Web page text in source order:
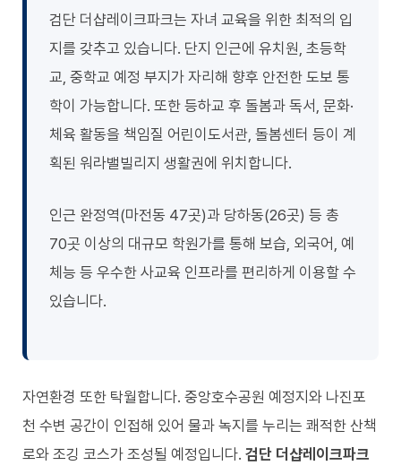
검단 더샵레이크파크는 자녀 교육을 위한 최적의 입
지를 갖추고 있습니다. 단지 인근에 유치원, 초등학
교, 중학교 예정 부지가 자리해 향후 안전한 도보 통
학이 가능합니다. 또한 등하교 후 돌봄과 독서, 문화·
체육 활동을 책임질 어린이도서관, 돌봄센터 등이 계
획된 워라밸빌리지 생활권에 위치합니다.
인근 완정역(마전동 47곳)과 당하동(26곳) 등 총
70곳 이상의 대규모 학원가를 통해 보습, 외국어, 예
체능 등 우수한 사교육 인프라를 편리하게 이용할 수
있습니다.
자연환경 또한 탁월합니다. 중앙호수공원 예정지와 나진포
천 수변 공간이 인접해 있어 물과 녹지를 누리는 쾌적한 산책
로와 조깅 코스가 조성될 예정입니다. 검단 더샵레이크파크